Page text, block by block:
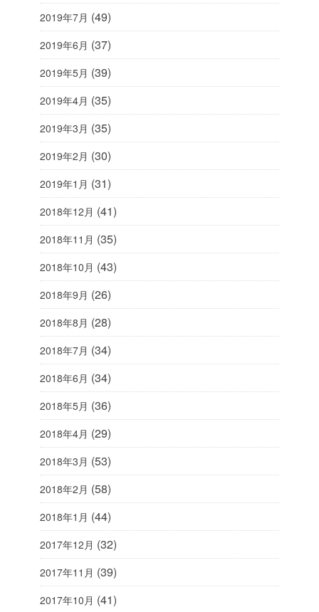
2019年7月 (49)
2019年6月 (37)
2019年5月 (39)
2019年4月 (35)
2019年3月 (35)
2019年2月 (30)
2019年1月 (31)
2018年12月 (41)
2018年11月 (35)
2018年10月 (43)
2018年9月 (26)
2018年8月 (28)
2018年7月 (34)
2018年6月 (34)
2018年5月 (36)
2018年4月 (29)
2018年3月 (53)
2018年2月 (58)
2018年1月 (44)
2017年12月 (32)
2017年11月 (39)
2017年10月 (41)